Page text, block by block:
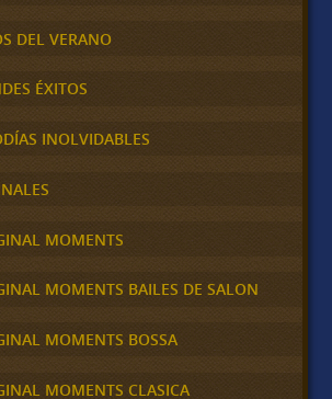
DEL VERANO
ÉXITOS
INOLVIDABLES
MOMENTS
MOMENTS BAILES DE SALON
MOMENTS BOSSA
MOMENTS CLASICA